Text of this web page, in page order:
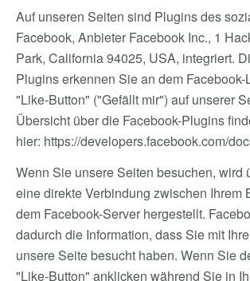
Auf unseren Seiten sind Plugins des
Facebook, Anbieter Facebook Inc., 1
Park, California 94025, USA, integriert.
Plugins erkennen Sie an dem
"Like-Button" ("Gefällt mir") auf unserer
Übersicht über die Facebook-Plugins
hier: https://developers.facebook.com/
Wenn Sie unsere Seiten besuchen, wird
eine direkte Verbindung zwischen Ihrem
dem Facebook-Server hergestellt.
dadurch die Information, dass Sie mit
unsere Seite besucht haben. Wenn Sie
"Like-Button" anklicken während Sie in